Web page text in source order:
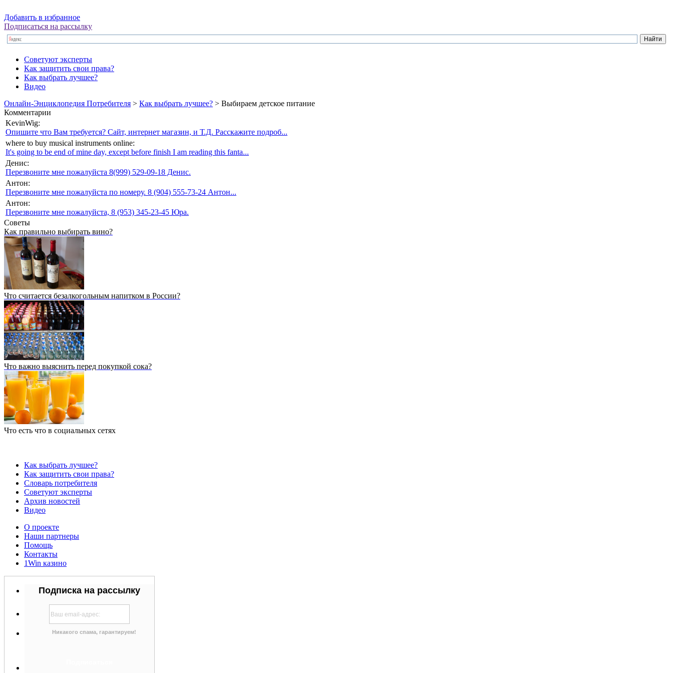
Добавить в избранное
Подписаться на рассылку
Советуют эксперты
Как защитить свои права?
Как выбрать лучшее?
Видео
Онлайн-Энциклопедия Потребителя > Как выбрать лучшее? > Выбираем детское питание
Комментарии
KevinWig:
Опишите что Вам требуется? Сайт, интернет магазин, и Т.Д. Расскажите подроб...
where to buy musical instruments online:
It's going to be end of mine day, except before finish I am reading this fanta...
Денис:
Перезвоните мне пожалуйста 8(999) 529-09-18 Денис.
Антон:
Перезвоните мне пожалуйста по номеру. 8 (904) 555-73-24 Антон...
Антон:
Перезвоните мне пожалуйста, 8 (953) 345-23-45 Юра.
Советы
Как правильно выбирать вино?
Что считается безалкогольным напитком в России?
Что важно выяснить перед покупкой сока?
Что есть что в социальных сетях
Как выбрать лучшее?
Как защитить свои права?
Словарь потребителя
Советуют эксперты
Архив новостей
Видео
О проекте
Наши партнеры
Помощь
Контакты
1Win казино
Подписка на рассылку
Никакого спама, гарантируем!